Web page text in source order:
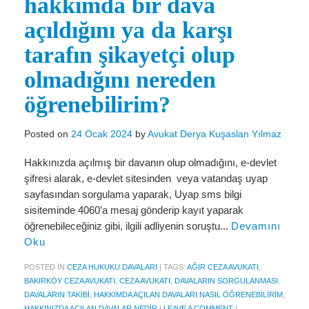
Miras Hukuku
İcra Ve İflas Hukuku
Gayrimenkul hukuku
Ticaret Hukuku
İdare ve Vergi Hukuku
HESAPLAMA ARAÇLARI
İhbar Tazminatı Hesaplama
Kıdem Tazminatı Hesaplama
İşsizlik Maaşı Hesaplama
hakkımda bir dava
açıldığını ya da karşı
tarafın şikayetçi olup
olmadığını nereden
öğrenebilirim?
Posted on 24 Ocak 2024 byAvukat Derya Kuşaslan Yılmaz
Hakkınızda açılmış bir davanın olup olmadığını, e-devlet
şifresi alarak, e-devlet sitesinden veya vatandaş uyap
sayfasından sorgulama yaparak, Uyap sms bilgi
sisiteminde 4060’a mesaj gönderip kayıt yaparak
öğrenebileceğiniz gibi, ilgili adliyenin soruştu... Devamını
Oku
POSTED IN CEZA HUKUKU DAVALARI | TAGS: AĞIR CEZA AVUKATI
BAKIRKÖY CEZA AVUKATI CEZA AVUKATI DAVALARIN SORGULANMASI
DAVALARIN TAKIBI HAKKIMDA AÇILAN DAVALARI NASIL ÖĞRENEBILIRIM